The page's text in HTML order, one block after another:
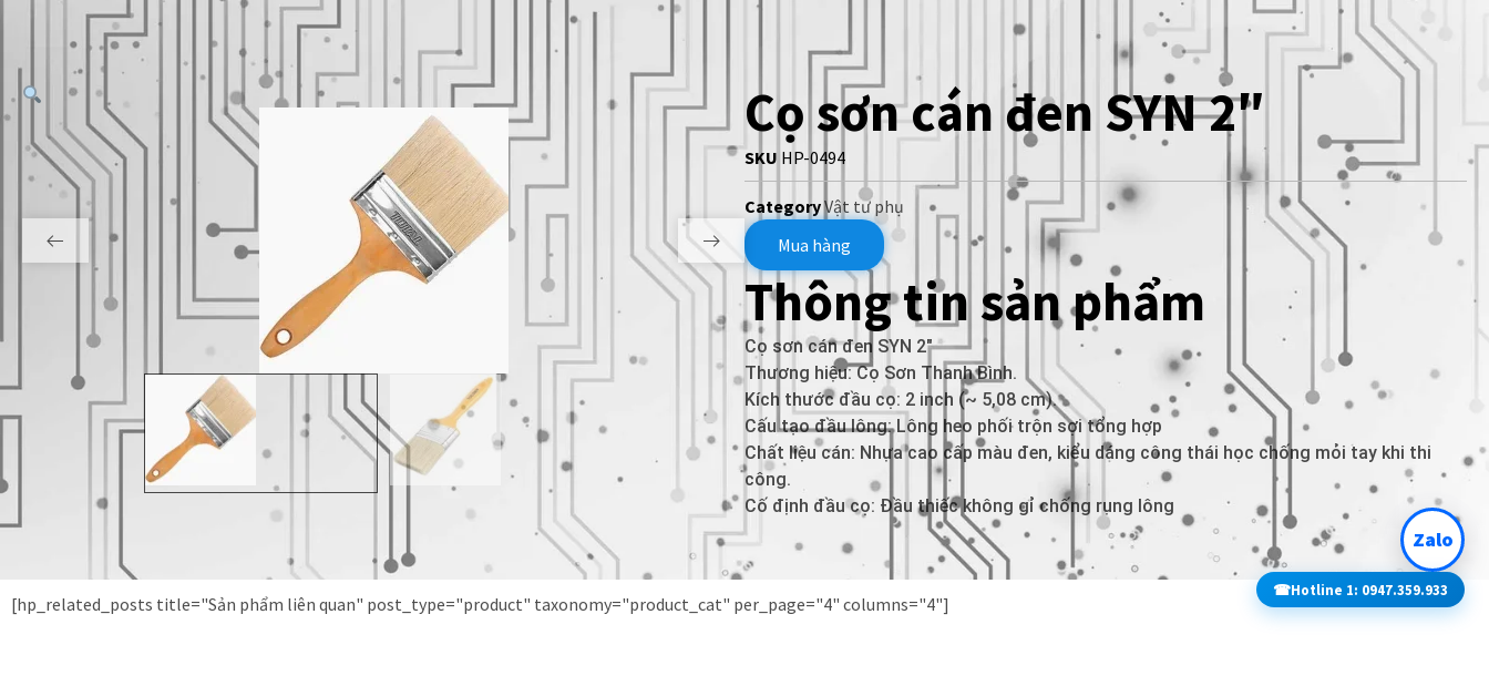
Cọ sơn cán đen SYN 2″
SKU HP-0494
CategoryVật tư phụ
Mua hàng
Thông tin sản phẩm
Cọ sơn cán đen SYN 2″
Thương hiệu: Cọ Sơn Thanh Bình.
Kích thước đầu cọ: 2 inch (~ 5,08 cm).
Cấu tạo đầu lông: Lông heo phối trộn sợi tổng hợp
Chất liệu cán: Nhựa cao cấp màu đen, kiểu dáng công thái học chống mỏi tay khi thi
công.
Cố định đầu cọ: Đầu thiếc không gỉ chống rụng lông
[hp_related_posts title="Sản phẩm liên quan" post_type="product" taxonomy="product_cat" per_page="4" columns="4"]
Zalo
☎Hotline 1: 0947.359.933